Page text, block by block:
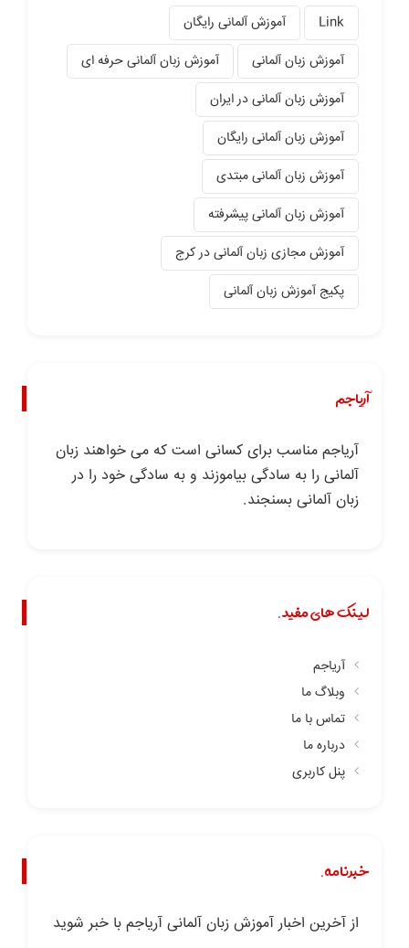
Link
آموزش آلمانی رایگان
آموزش زبان آلمانی
آموزش زبان آلمانی حرفه ای
آموزش زبان آلمانی در ایران
آموزش زبان آلمانی رایگان
آموزش زبان آلمانی مبتدی
آموزش زبان آلمانی پیشرفته
آموزش مجازی زبان آلمانی در کرج
پکیج آموزش زبان آلمانی
آریاجم
آریاجم مناسب برای کسانی است که می خواهند زبان
آلمانی را به سادگی بیاموزند و به سادگی خود را در
زبان آلمانی بسنجند.
لینک های مفید.
آریاجم
وبلاگ ما
تماس با ما
درباره ما
پنل کاربری
خبرنامه.
از آخرین اخبار آموزش زبان آلمانی آریاجم با خبر شوید